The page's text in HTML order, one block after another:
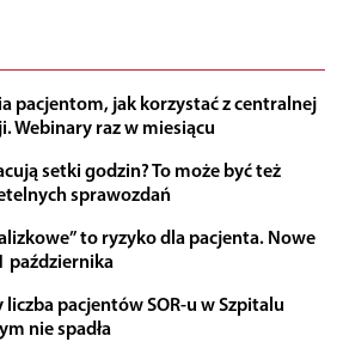
pacjentom, jak korzystać z centralnej
Webinary raz w miesiącu
setki godzin? To może być też
sprawozdań
to ryzyko dla pacjenta. Nowe
października
pacjentów SOR-u w Szpitalu
nie spadła